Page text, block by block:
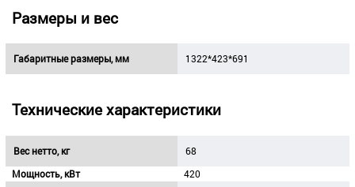
Размеры и вес
Габаритные размеры, мм 1322*423*691
Технические характеристики
Вес нетто, кг
68
Мощность, кВт
420